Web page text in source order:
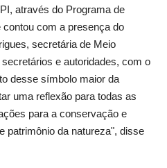
através do Programa de
contou com a presença do
secretária de Meio
e autoridades, com o
desse símbolo maior da
uma reflexão para todas as
para a conservação e
patrimônio da natureza", disse